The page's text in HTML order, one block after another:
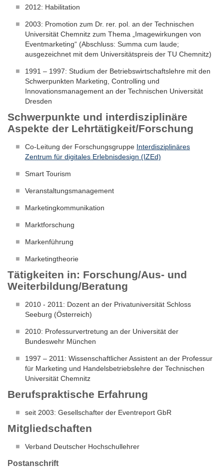
2012: Habilitation
2003: Promotion zum Dr. rer. pol. an der Technischen
Universität Chemnitz zum Thema „Imagewirkungen von
Eventmarketing“ (Abschluss: Summa cum laude;
ausgezeichnet mit dem Universitätspreis der TU Chemnitz)
1991 – 1997: Studium der Betriebswirtschaftslehre mit den
Schwerpunkten Marketing, Controlling und
Innovationsmanagement an der Technischen Universität
Dresden
Schwerpunkte und interdisziplinäre
Aspekte der Lehrtätigkeit/Forschung
Co-Leitung der Forschungsgruppe Interdisziplinäres
Zentrum für digitales Erlebnisdesign (IZEd)
Smart Tourism
Veranstaltungsmanagement
Marketingkommunikation
Marktforschung
Markenführung
Marketingtheorie
Tätigkeiten in: Forschung/Aus- und
Weiterbildung/Beratung
2010 - 2011: Dozent an der Privatuniversität Schloss
Seeburg (Österreich)
2010: Professurvertretung an der Universität der
Bundeswehr München
1997 – 2011: Wissenschaftlicher Assistent an der Professur
für Marketing und Handelsbetriebslehre der Technischen
Universität Chemnitz
Berufspraktische Erfahrung
seit 2003: Gesellschafter der Eventreport GbR
Mitgliedschaften
Verband Deutscher Hochschullehrer
Postanschrift